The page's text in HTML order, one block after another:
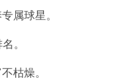
属球星。
。
枯燥。